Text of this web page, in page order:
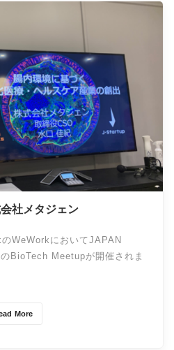
社メタジェン
WeWorkにおいてJAPAN
BioTech Meetupが開催されま
More